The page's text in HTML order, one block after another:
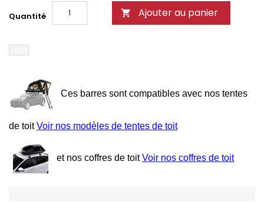
Quantité  Ajouter au panier
Ces barres sont compatibles avec nos tentes
de toitVoir nos modèles de tentes de toit
et nos coffres de toitVoir nos coffres de toit